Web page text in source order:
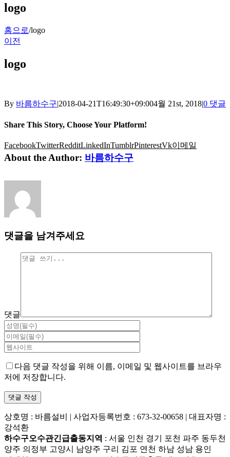
logo
홈으로/logo
이전
logo
By 바름하수구|2018-04-21T16:49:30+09:004월 21st, 2018|0 댓글
Share This Story, Choose Your Platform!
FacebookTwitterRedditLinkedInTumblrPinterestVk이메일
About the Author: 바름하수구
댓글을 남겨주세요
댓글
다음 댓글 작성을 위해 이름, 이메일 및 웹사이트를 브라우
저에 저장합니다.
상호명 : 바름설비 | 사업자등록번호 : 673-32-00658 | 대표자명 :
강석환
하수구오수관긴급출동지역 : 서울 인천 경기 포천 파주 동두천
양주 의정부 고양시 남양주 구리 김포 연천 하남 성남 용인